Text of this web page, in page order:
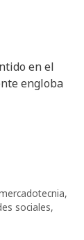
en el
engloba
,
sociales,